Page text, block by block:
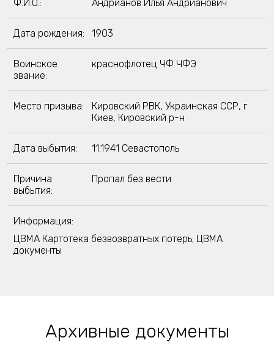
Ф.И.О.: Андрианов Илья Андрианович
Дата рождения: 1903
Воинское
звание:
краснофлотец ЧФ ЧФЭ
Место призыва:
Кировский РВК, Украинская ССР, г.
Киев, Кировский р-н
Дата выбытия: 11.1941 Севастополь
Причина
выбытия:
Пропал без вести
Информация:
ЦВМА Картотека безвозвратных потерь; ЦВМА
документы
Архивные документы